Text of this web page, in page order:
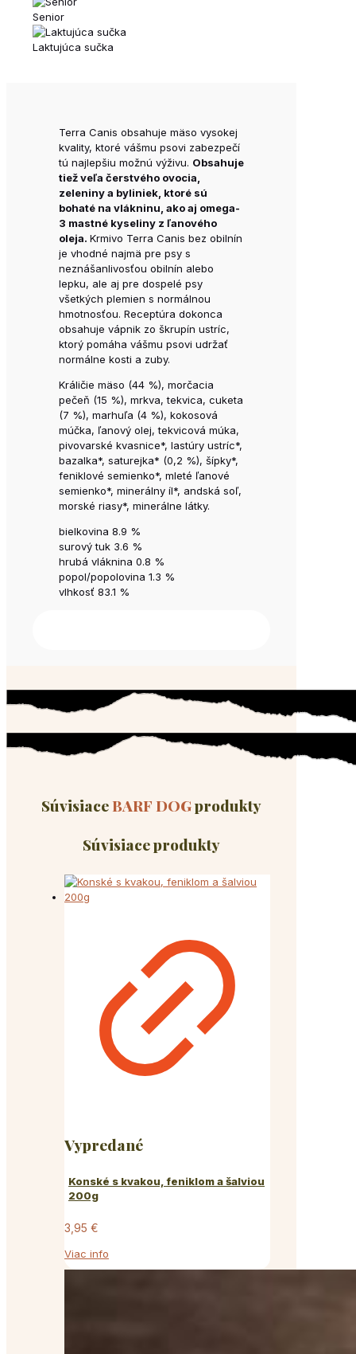
Senior
Laktujúca sučka
Terra Canis obsahuje mäso vysokej
kvality, ktoré vášmu psovi zabezpečí
tú najlepšiu možnú výživu. Obsahuje
tiež veľa čerstvého ovocia,
zeleniny a byliniek, ktoré sú
bohaté na vlákninu, ako aj omega-
3 mastné kyseliny z ľanového
oleja. Krmivo Terra Canis bez obilnín
je vhodné najmä pre psy s
neznášanlivosťou obilnín alebo
lepku, ale aj pre dospelé psy
všetkých plemien s normálnou
hmotnosťou. Receptúra dokonca
obsahuje vápnik zo škrupín ustríc,
ktorý pomáha vášmu psovi udržať
normálne kosti a zuby.
Králičie mäso (44 %), morčacia
pečeň (15 %), mrkva, tekvica, cuketa
(7 %), marhuľa (4 %), kokosová
múčka, ľanový olej, tekvicová múka,
pivovarské kvasnice*, lastúry ustríc*,
bazalka*, saturejka* (0,2 %), šípky*,
feniklové semienko*, mleté ľanové
semienko*, minerálny íl*, andská soľ,
morské riasy*, minerálne látky.
bielkovina 8.9 %
surový tuk 3.6 %
hrubá vláknina 0.8 %
popol/popolovina 1.3 %
vlhkosť 83.1 %
SúvisiaceBARF DOGprodukty
Súvisiace produkty
Vypredané
Konské s kvakou, feniklom a šalviou
200g
3,95 €
Viac info